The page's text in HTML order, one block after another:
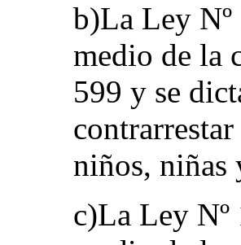
b)La Ley
medio de la
599 y se
niños, niñas
c)La Ley